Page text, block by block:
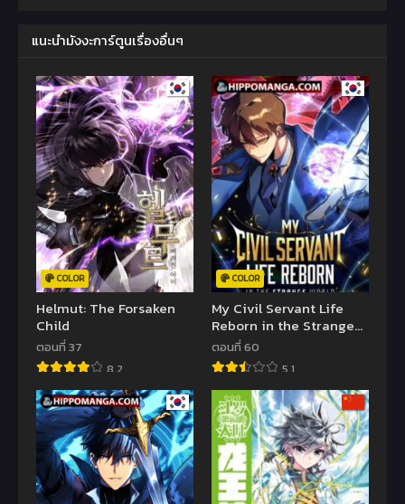
แนะนำมังงะการ์ตูนเรื่องอื่นๆ
COLOR
Helmut: The Forsaken
Child
ตอนที่ 37
8.2
COLOR
My Civil Servant Life
Reborn in the Strange
World
ตอนที่ 60
5.1